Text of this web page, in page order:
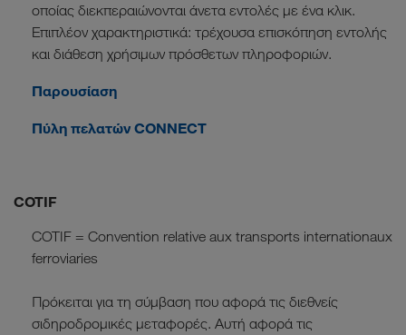
οποίας διεκπεραιώνονται άνετα εντολές με ένα κλικ.
Επιπλέον χαρακτηριστικά: τρέχουσα επισκόπηση εντολής
και διάθεση χρήσιμων πρόσθετων πληροφοριών.
Παρουσίαση
Πύλη πελατών CONNECT
COTIF
COTIF = Convention relative aux transports internationaux
ferroviaries
Πρόκειται για τη σύμβαση που αφορά τις διεθνείς
σιδηροδρομικές μεταφορές. Αυτή αφορά τις